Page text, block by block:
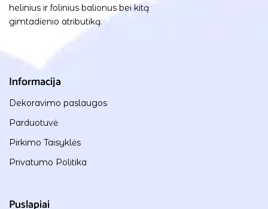
helinius ir folinius balionus bei kitą
gimtadienio atributiką.
Informacija
Dekoravimo paslaugos
Parduotuvė
Pirkimo Taisyklės
Privatumo Politika
Puslapiai